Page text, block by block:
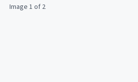
Image 1 of 2